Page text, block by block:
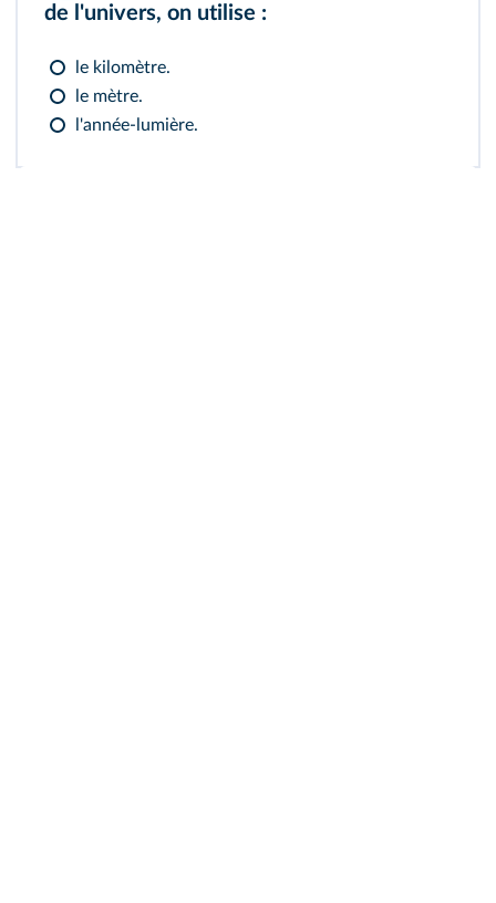
de l'univers, on utilise :
le kilomètre.
le mètre.
l'année-lumière.